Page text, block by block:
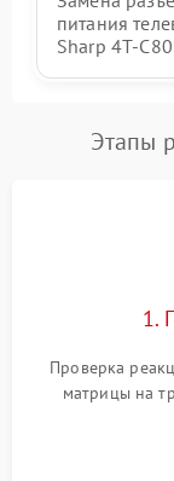
питания
Sharp 4T-
Этапы
1.
Проверка
матрицы на
подсветки и
источников